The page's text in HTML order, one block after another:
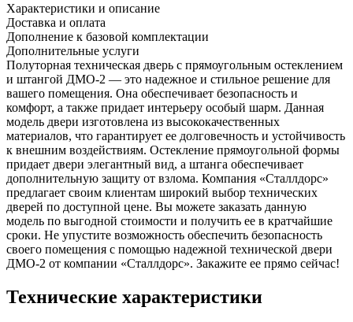
Характеристики и описание
Доставка и оплата
Дополнение к базовой комплектации
Дополнительные услуги
Полуторная техническая дверь с прямоугольным остеклением
и штангой ДМО-2 — это надежное и стильное решение для
вашего помещения. Она обеспечивает безопасность и
комфорт, а также придает интерьеру особый шарм. Данная
модель двери изготовлена из высококачественных
материалов, что гарантирует ее долговечность и устойчивость
к внешним воздействиям. Остекление прямоугольной формы
придает двери элегантный вид, а штанга обеспечивает
дополнительную защиту от взлома. Компания «Сталлдорс»
предлагает своим клиентам широкий выбор технических
дверей по доступной цене. Вы можете заказать данную
модель по выгодной стоимости и получить ее в кратчайшие
сроки. Не упустите возможность обеспечить безопасность
своего помещения с помощью надежной технической двери
ДМО-2 от компании «Сталлдорс». Закажите ее прямо сейчас!
Технические характеристики